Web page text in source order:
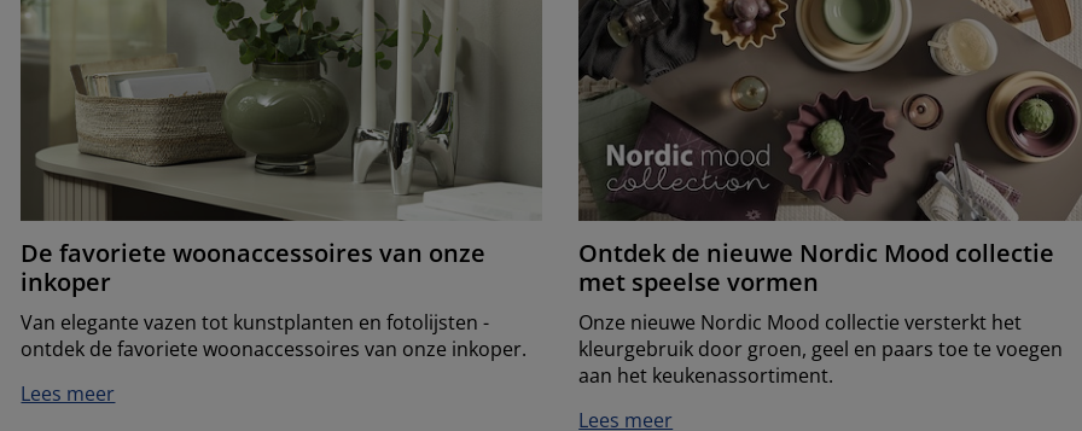
De favoriete woonaccessoires van onze
inkoper
Van elegante vazen tot kunstplanten en fotolijsten -
ontdek de favoriete woonaccessoires van onze inkoper.
Lees meer
Ontdek de nieuwe Nordic Mood collectie
met speelse vormen
Onze nieuwe Nordic Mood collectie versterkt het
kleurgebruik door groen, geel en paars toe te voegen
aan het keukenassortiment.
Lees meer